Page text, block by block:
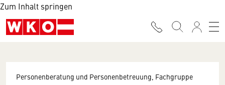
Zum Inhalt springen
Personenberatung und Personenbetreuung, Fachgruppe